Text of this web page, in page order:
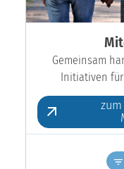
Gemeinsam
Initiativen